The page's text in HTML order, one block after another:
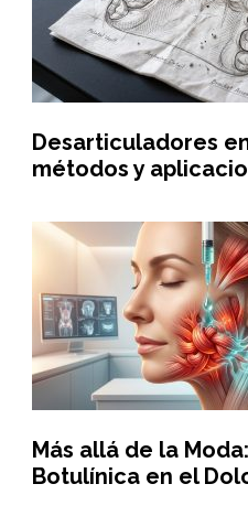
Desarticuladores
métodos y
Más allá de la
Botulínica en el